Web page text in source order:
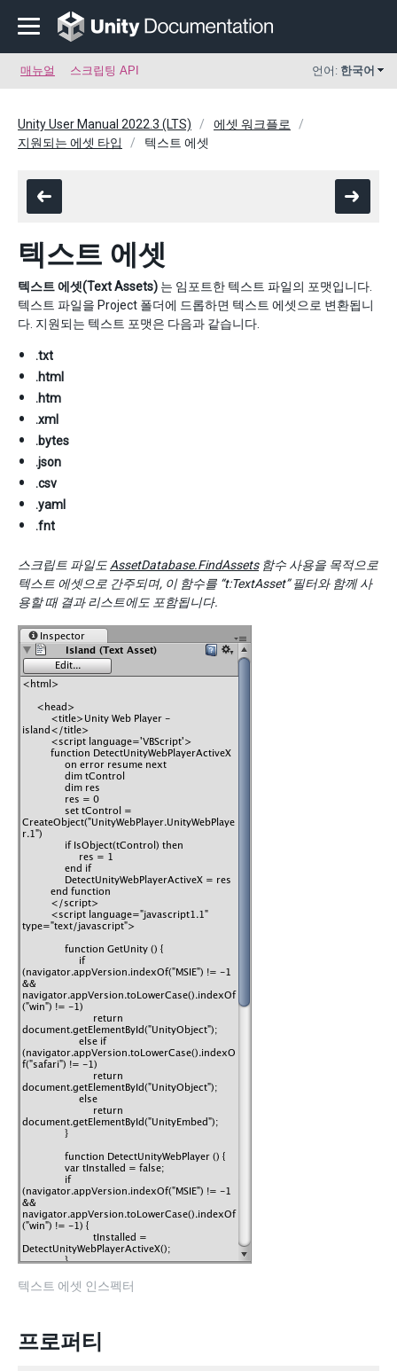
매뉴얼 스크립팅 API 언어: 한국어
Unity User Manual 2022.3 (LTS)
에셋 워크플로
지원되는 에셋 타입
텍스트 에셋
텍스트 에셋
텍스트 에셋(Text Assets) 는 임포트한 텍스트 파일의 포맷입니다.
텍스트 파일을 Project 폴더에 드롭하면 텍스트 에셋으로 변환됩니
다. 지원되는 텍스트 포맷은 다음과 같습니다.
.txt
.html
.htm
.xml
.bytes
.json
.csv
.yaml
.fnt
스크립트 파일도 AssetDatabase.FindAssets함수 사용을 목적으로
텍스트 에셋으로 간주되며, 이 함수를 “t:TextAsset” 필터와 함께 사
용할 때 결과 리스트에도 포함됩니다.
텍스트 에셋 인스펙터
프로퍼티